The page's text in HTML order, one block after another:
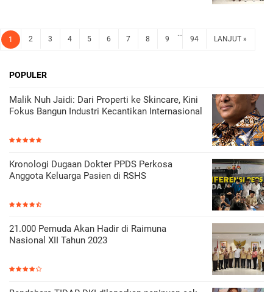
1 2 3 4 5 6 7 8 9
...
94 LANJUT »
POPULER
Malik Nuh Jaidi: Dari Properti ke Skincare, Kini
Fokus Bangun Industri Kecantikan Internasional
Kronologi Dugaan Dokter PPDS Perkosa
Anggota Keluarga Pasien di RSHS
21.000 Pemuda Akan Hadir di Raimuna
Nasional XII Tahun 2023